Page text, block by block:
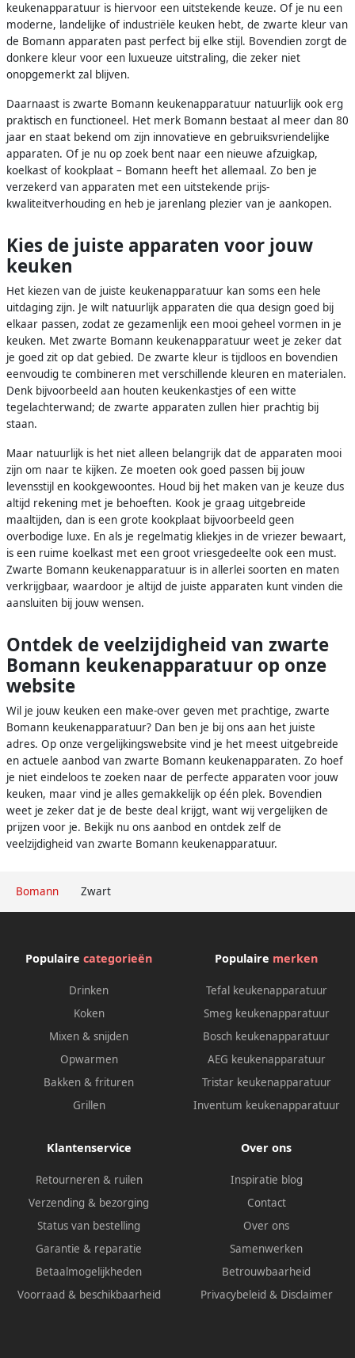
Bomann Zwart
keukenapparatuur is hiervoor een uitstekende keuze. Of je nu een
moderne, landelijke of industriële keuken hebt, de zwarte kleur van
de Bomann apparaten past perfect bij elke stijl. Bovendien zorgt de
donkere kleur voor een luxueuze uitstraling, die zeker niet
onopgemerkt zal blijven.
Daarnaast is zwarte Bomann keukenapparatuur natuurlijk ook erg
praktisch en functioneel. Het merk Bomann bestaat al meer dan 80
jaar en staat bekend om zijn innovatieve en gebruiksvriendelijke
apparaten. Of je nu op zoek bent naar een nieuwe afzuigkap,
koelkast of kookplaat – Bomann heeft het allemaal. Zo ben je
verzekerd van apparaten met een uitstekende prijs-
kwaliteitverhouding en heb je jarenlang plezier van je aankopen.
Kies de juiste apparaten voor jouw
keuken
Het kiezen van de juiste keukenapparatuur kan soms een hele
uitdaging zijn. Je wilt natuurlijk apparaten die qua design goed bij
elkaar passen, zodat ze gezamenlijk een mooi geheel vormen in je
keuken. Met zwarte Bomann keukenapparatuur weet je zeker dat
je goed zit op dat gebied. De zwarte kleur is tijdloos en bovendien
eenvoudig te combineren met verschillende kleuren en materialen.
Denk bijvoorbeeld aan houten keukenkastjes of een witte
tegelachterwand; de zwarte apparaten zullen hier prachtig bij
staan.
Maar natuurlijk is het niet alleen belangrijk dat de apparaten mooi
zijn om naar te kijken. Ze moeten ook goed passen bij jouw
levensstijl en kookgewoontes. Houd bij het maken van je keuze dus
altijd rekening met je behoeften. Kook je graag uitgebreide
maaltijden, dan is een grote kookplaat bijvoorbeeld geen
overbodige luxe. En als je regelmatig kliekjes in de vriezer bewaart,
is een ruime koelkast met een groot vriesgedeelte ook een must.
Zwarte Bomann keukenapparatuur is in allerlei soorten en maten
verkrijgbaar, waardoor je altijd de juiste apparaten kunt vinden die
aansluiten bij jouw wensen.
Ontdek de veelzijdigheid van zwarte
Bomann keukenapparatuur op onze
website
Wil je jouw keuken een make-over geven met prachtige, zwarte
Bomann keukenapparatuur? Dan ben je bij ons aan het juiste
adres. Op onze vergelijkingswebsite vind je het meest uitgebreide
en actuele aanbod van zwarte Bomann keukenapparaten. Zo hoef
je niet eindeloos te zoeken naar de perfecte apparaten voor jouw
keuken, maar vind je alles gemakkelijk op één plek. Bovendien
weet je zeker dat je de beste deal krijgt, want wij vergelijken de
prijzen voor je. Bekijk nu ons aanbod en ontdek zelf de
veelzijdigheid van zwarte Bomann keukenapparatuur.
Populaire categorieën
Drinken
Koken
Mixen & snijden
Opwarmen
Bakken & frituren
Grillen
Populaire merken
Tefal keukenapparatuur
Smeg keukenapparatuur
Bosch keukenapparatuur
AEG keukenapparatuur
Tristar keukenapparatuur
Inventum keukenapparatuur
Klantenservice
Retourneren & ruilen
Verzending & bezorging
Status van bestelling
Garantie & reparatie
Betaalmogelijkheden
Voorraad & beschikbaarheid
Over ons
Inspiratie blog
Contact
Over ons
Samenwerken
Betrouwbaarheid
Privacybeleid & Disclaimer